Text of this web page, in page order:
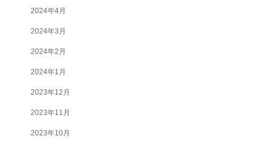
2024年4月
2024年3月
2024年2月
2024年1月
2023年12月
2023年11月
2023年10月